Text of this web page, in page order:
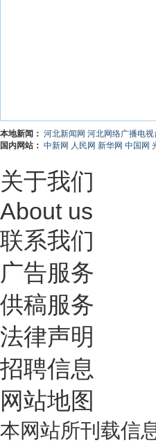
本地新闻： 河北新闻网 河北网络广播电视
国内网站： 中新网 人民网 新华网 中国网
关于我们
About us
联系我们
广告服务
供稿服务
法律声明
招聘信息
网站地图
本网站所刊载信